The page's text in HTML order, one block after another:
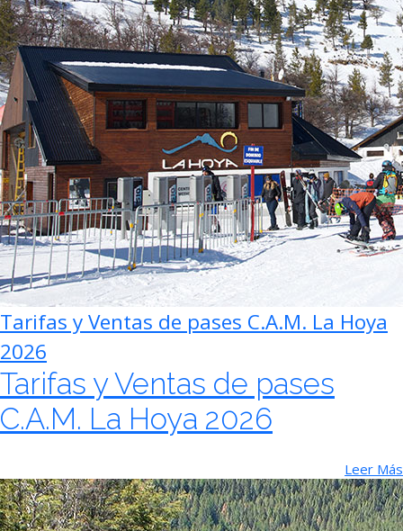
Tarifas y Ventas de pases C.A.M. La Hoya
2026
Tarifas y Ventas de pases
C.A.M. La Hoya 2026
Leer Más